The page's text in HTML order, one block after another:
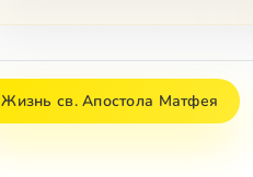
Жизнь св. Апостола Матфея